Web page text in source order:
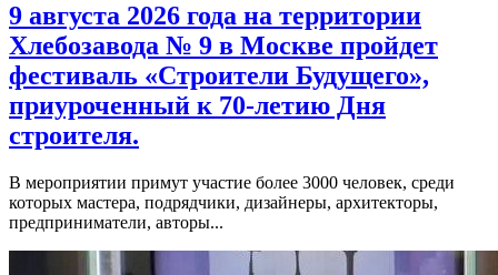
9 августа 2026 года на территории
Хлебозавода № 9 в Москве пройдет
фестиваль «Строители Будущего»,
приуроченный к 70-летию Дня
строителя.
В мероприятии примут участие более 3000 человек, среди
которых мастера, подрядчики, дизайнеры, архитекторы,
предприниматели, авторы...